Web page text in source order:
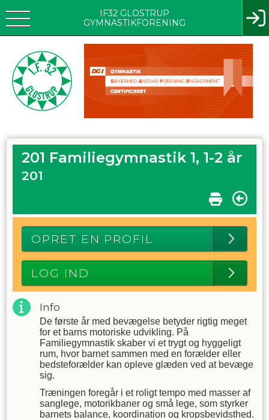
IF32 GLOSTRUP
GYMNASTIKFORENING
201 Familiegymnastik 1, 1-2 år
201
OPRET EN PROFIL
LOG IND
Info
De første år med bevægelse betyder rigtig meget
for et barns motoriske udvikling. På
Familiegymnastik skaber vi et trygt og hyggeligt
rum, hvor barnet sammen med en forælder eller
bedsteforælder kan opleve glæden ved at bevæge
sig.
Træningen foregår i et roligt tempo med masser af
sanglege, motorikbaner og små lege, som styrker
barnets balance, koordination og kropsbevidsthed.